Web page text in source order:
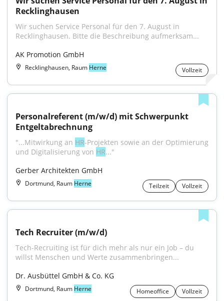
Recklinghausen
Wir suchen Service Personal für den 7. August in
Recklinghausen. Bitte die Beschreibung aufmerksam...
AK Promotion GmbH
Recklinghausen, Raum Herne Vollzeit
Personalreferent (m/w/d) mit Schwerpunkt
Entgeltabrechnung
"...Mitwirkung an HR-Projekten sowie an der Optimierung
und Digitalisierung von HR..."
Gerber Architekten GmbH
Dortmund, Raum Herne Teilzeit Vollzeit
Tech Recruiter (m/w/d)
Tech-Recruiting ist für dich mehr als nur ein Job – du
willst Menschen und Werte zusammenbringen...
Dr. Ausbüttel GmbH & Co. KG
Dortmund, Raum Herne Homeoffice Vollzeit